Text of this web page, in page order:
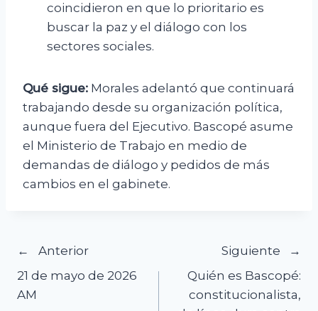
coincidieron en que lo prioritario es
buscar la paz y el diálogo con los
sectores sociales.
Qué sigue: Morales adelantó que continuará
trabajando desde su organización política,
aunque fuera del Ejecutivo. Bascopé asume
el Ministerio de Trabajo en medio de
demandas de diálogo y pedidos de más
cambios en el gabinete.
Navegación
de
Anterior
21 de mayo de 2026
AM
Siguiente
Quién es Bascopé:
constitucionalista,